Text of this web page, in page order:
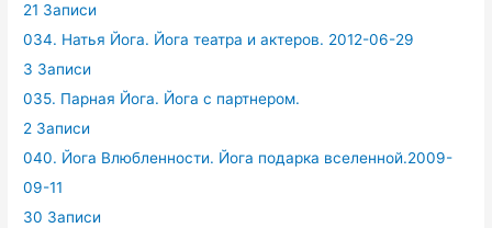
21 Записи
034. Натья Йога. Йога театра и актеров. 2012-06-29
3 Записи
035. Парная Йога. Йога с партнером.
2 Записи
040. Йога Влюбленности. Йога подарка вселенной.2009-
09-11
30 Записи